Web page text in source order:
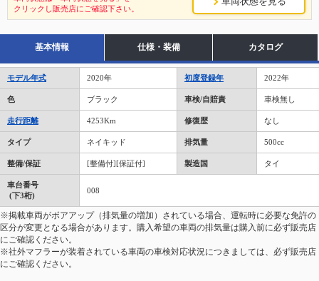
クリックし販売店にご確認下さい。
基本情報 仕様・装備 カタログ
モデル年式 2020年 初度登録年 2022年
色 ブラック 車検/自賠責 車検無し
走行距離 4253Km 修復歴 なし
タイプ ネイキッド 排気量 500cc
整備/保証 [整備付][保証付] 製造国 タイ
車台番号
(下3桁)
008
※掲載車両がボアアップ（排気量の増加）されている場合、運転時に必要な免許の
区分が変更となる場合があります。購入希望の車両の排気量は購入前に必ず販売店
にご確認ください。
※社外マフラーが装着されている車両の車検対応状況につきましては、必ず販売店
にご確認ください。